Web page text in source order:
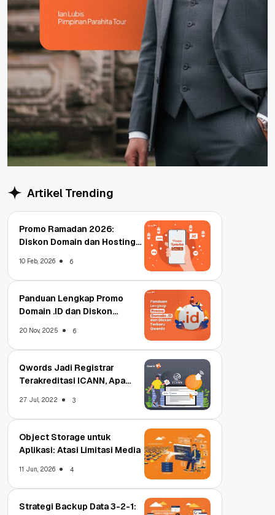
Artikel Trending
Promo Ramadan 2026:
Diskon Domain dan Hosting
10 Feb, 2026 6
Panduan Lengkap Promo
Domain .ID dan Diskon
20 Nov, 2025 6
Qwords Jadi Registrar
Terakreditasi ICANN, Apa
27 Jul, 2022 3
Object Storage untuk
Aplikasi: Atasi Limitasi Media
11 Jun, 2026 4
Strategi Backup Data 3-2-1: